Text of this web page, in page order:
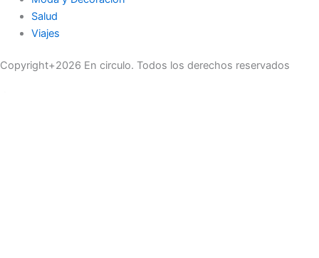
Salud
Viajes
Copyright+2026 En circulo. Todos los derechos reservados